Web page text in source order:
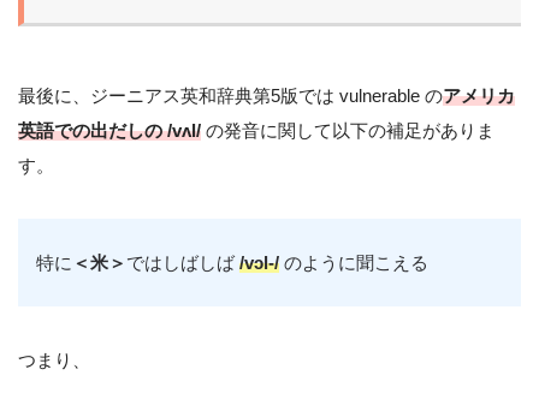
最後に、ジーニアス英和辞典第5版では vulnerable のアメリカ
英語での出だしの /vʌl/ の発音に関して以下の補足がありま
す。
特に ＜米＞ ではしばしば/vɔl-/ のように聞こえる
つまり、